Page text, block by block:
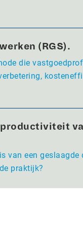
(RGS).
die
van een geslaagde
praktijk?